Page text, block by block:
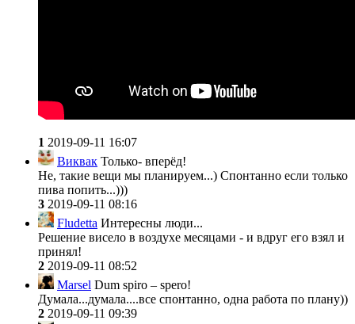
1 2019-09-11 16:07
Виквак Только- вперёд!
Не, такие вещи мы планируем...) Спонтанно если только
пива попить...)))
3 2019-09-11 08:16
Fludetta Интересны люди...
Решение висело в воздухе месяцами - и вдруг его взял и
принял!
2 2019-09-11 08:52
Marsel Dum spiro – spero!
Думала...думала....все спонтанно, одна работа по плану))
2 2019-09-11 09:39